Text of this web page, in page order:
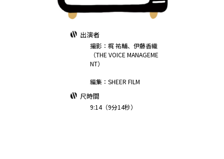
出演者
撮影：梶 祐輔、伊藤香織
（THE VOICE MANAGEME
NT）
編集：SHEER FILM
尺時間
9:14（9分14秒）